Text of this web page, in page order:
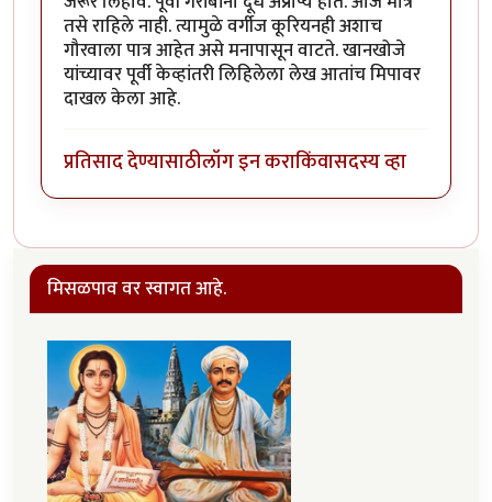
तसे राहिले नाही. त्यामुळे वर्गीज कूरियनही अशाच
गौरवाला पात्र आहेत असे मनापासून वाटते. खानखोजे
यांच्यावर पूर्वी केव्हांतरी लिहिलेला लेख आतांच मिपावर
दाखल केला आहे.
प्रतिसाद देण्यासाठीलॉग इन कराकिंवासदस्य व्हा
मिसळपाव वर स्वागत आहे.